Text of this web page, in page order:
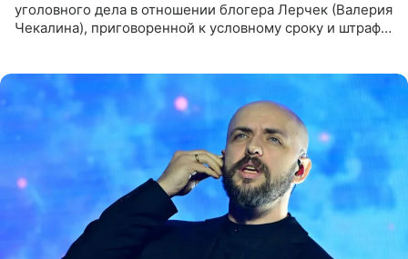
уголовного дела в отношении блогера Лерчек (Валерия
Чекалина), приговоренной к условному сроку и штрафу,